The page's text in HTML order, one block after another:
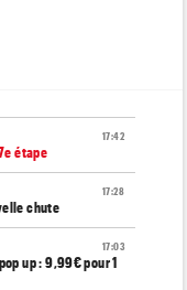
17:42
étape
17:28
chute
17:03
up : 9,99€ pour 1